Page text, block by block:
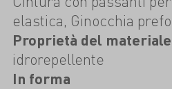
elastica, Ginocchia
Proprietà del materiale
idrorepellente
In forma